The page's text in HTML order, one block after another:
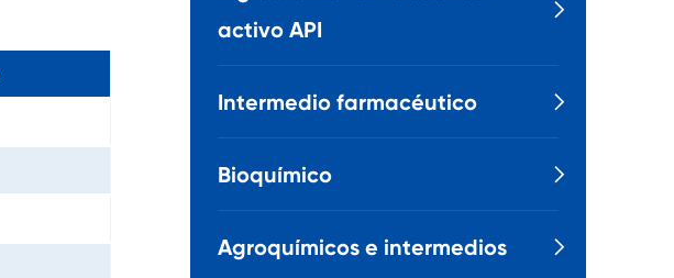
activo API

Intermedio farmacéutico 
Bioquímico 
Agroquímicos e intermedios 